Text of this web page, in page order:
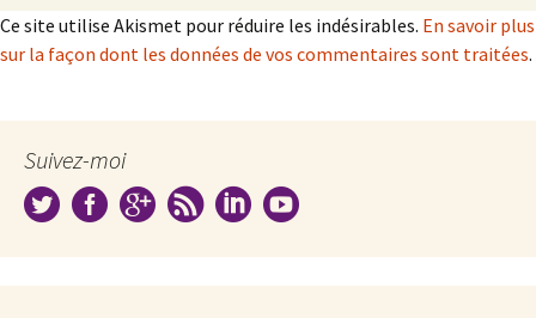
Ce site utilise Akismet pour réduire les indésirables. En savoir plus
sur la façon dont les données de vos commentaires sont traitées.
Suivez-moi